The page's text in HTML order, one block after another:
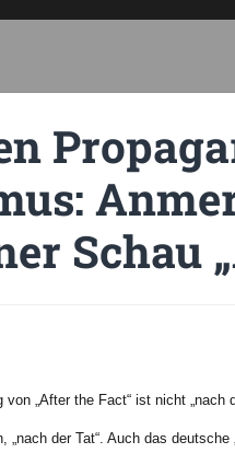
Schau
„After the Fact“ ist nicht „nach
„nach der Tat“. Auch das